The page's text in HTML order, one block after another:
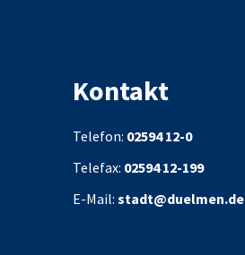
Kontakt
Telefon: 02594 12-0
Telefax: 02594 12-199
E-Mail: stadt@duelmen.de